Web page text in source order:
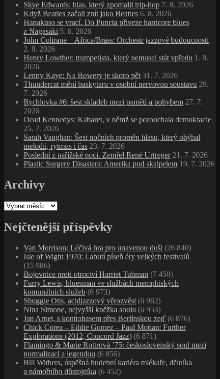
Skye Edwards: hlas, který zpomalil trip‑hop 7. 8. 2026
Když Beatles začali znít jako Beatles 6. 8. 2026
Hanakuso se vrací. Do Puncta přiveze hardcore blues
z Nagasaki 5. 8. 2026
John Coltrane – Africa/Brass: Orchestr jazzové budoucnosti
2. 8. 2026
Henry Lowther: trumpetista, který nemusel stát vpředu 1. 8.
2026
Lenny Kaye: Na Bowery je skoro pět 31. 7. 2026
Thundercat mění baskytaru v osobní nervovou soustavu 29.
7. 2026
Rychlovka #6: šest skladeb mezi pamětí a pohybem 27. 7.
2026
Dead Kennedys: Kabaret, v němž se porouchala demokracie
25. 7. 2026
Sarah Vaughan: Šest nočních proměn hlasu, který ohýbal
melodii, rytmus i čas 23. 7. 2026
Poslední z pařížské noci. Zemřel René Urtreger 21. 7. 2026
Plastic Surgery Disasters: Amerika pod skalpelem 19. 7. 2026
Archivy
Archivy
Nejčtenější příspěvky
Van Morrison: Léčivá hra pro unavenou duši (26 840)
Isle of Wight 1970: Labutí píseň éry velkých festivalů
(15 986)
Bojovnice proti otroctví Harriet Tubman (7 450)
Furry Lewis, bluesman ve službách memphiských
komunálních služeb (6 973)
Shuggie Otis, acidjazzový věrozvěst (6 962)
Nina Simone, nejvyšší kněžka soulu (6 953)
Jan Arnet, s kontrabasem přes Berlínskou zeď (6 876)
Chick Corea – Eddie Gomez – Paul Motian: Further
Explorations (2012, Concord Jazz) (6 871)
Flamingo & Marie Rottrová ’75: československý soul mezi
normalizací a legendou (6 856)
Bill Withers, úspěšná hudební kariéra mlékaře, dělníka
a námořního důstojníka (6 452)